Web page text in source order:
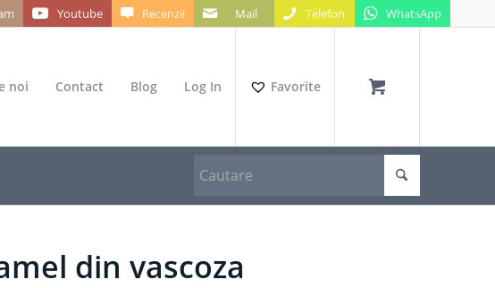
Youtube Recenzii Mail Telefon WhatsApp
noi Contact Blog Log In Favorite
din vascoza